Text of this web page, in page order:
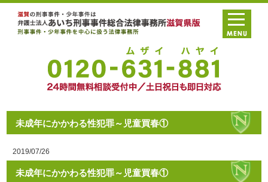
未成年にかかわる性犯罪～児童買春①
2019/07/26
未成年にかかわる性犯罪～児童買春①